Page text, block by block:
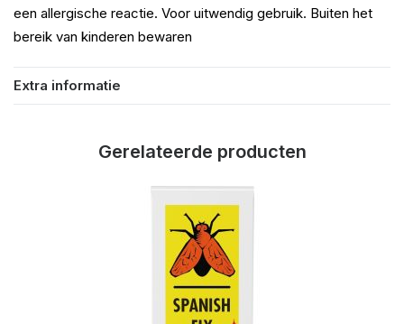
een allergische reactie. Voor uitwendig gebruik. Buiten het
bereik van kinderen bewaren
Extra informatie
Gerelateerde producten